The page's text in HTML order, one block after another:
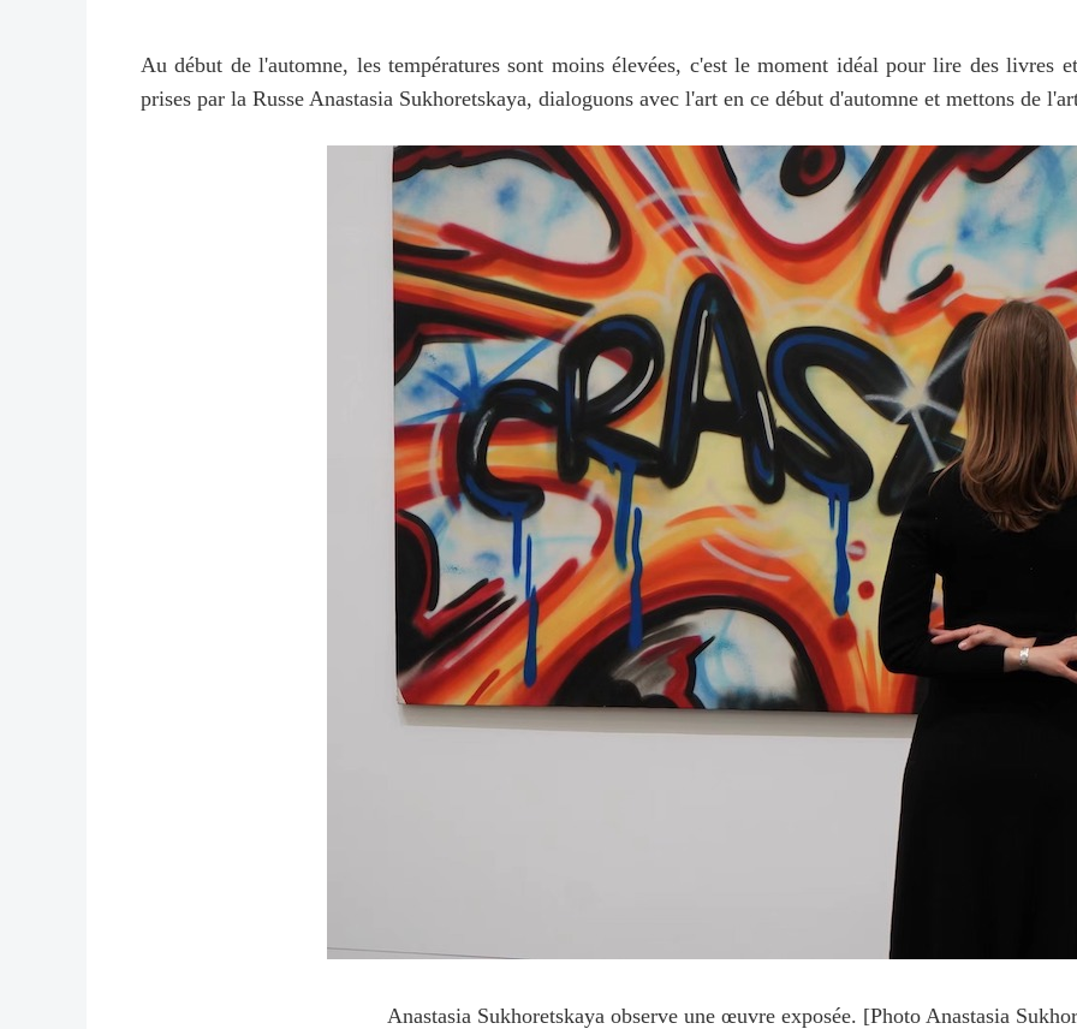
Au début de l'automne, les températures sont moins élevées, c'est le moment idéal pour lire des livres
prises par la Russe Anastasia Sukhoretskaya, dialoguons avec l'art en ce début d'automne et mettons de
Anastasia Sukhoretskaya observe une œuvre exposée. [Photo Anastasia